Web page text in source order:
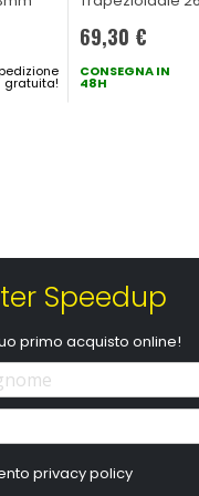
gratuita!
69,30 €
CONSEGNA IN
48H
Speedup
primo acquisto online!
privacy policy